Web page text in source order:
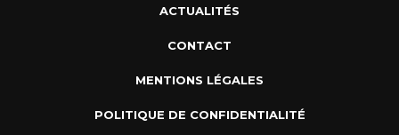
ACTUALITÉS
CONTACT
MENTIONS LÉGALES
POLITIQUE DE CONFIDENTIALITÉ